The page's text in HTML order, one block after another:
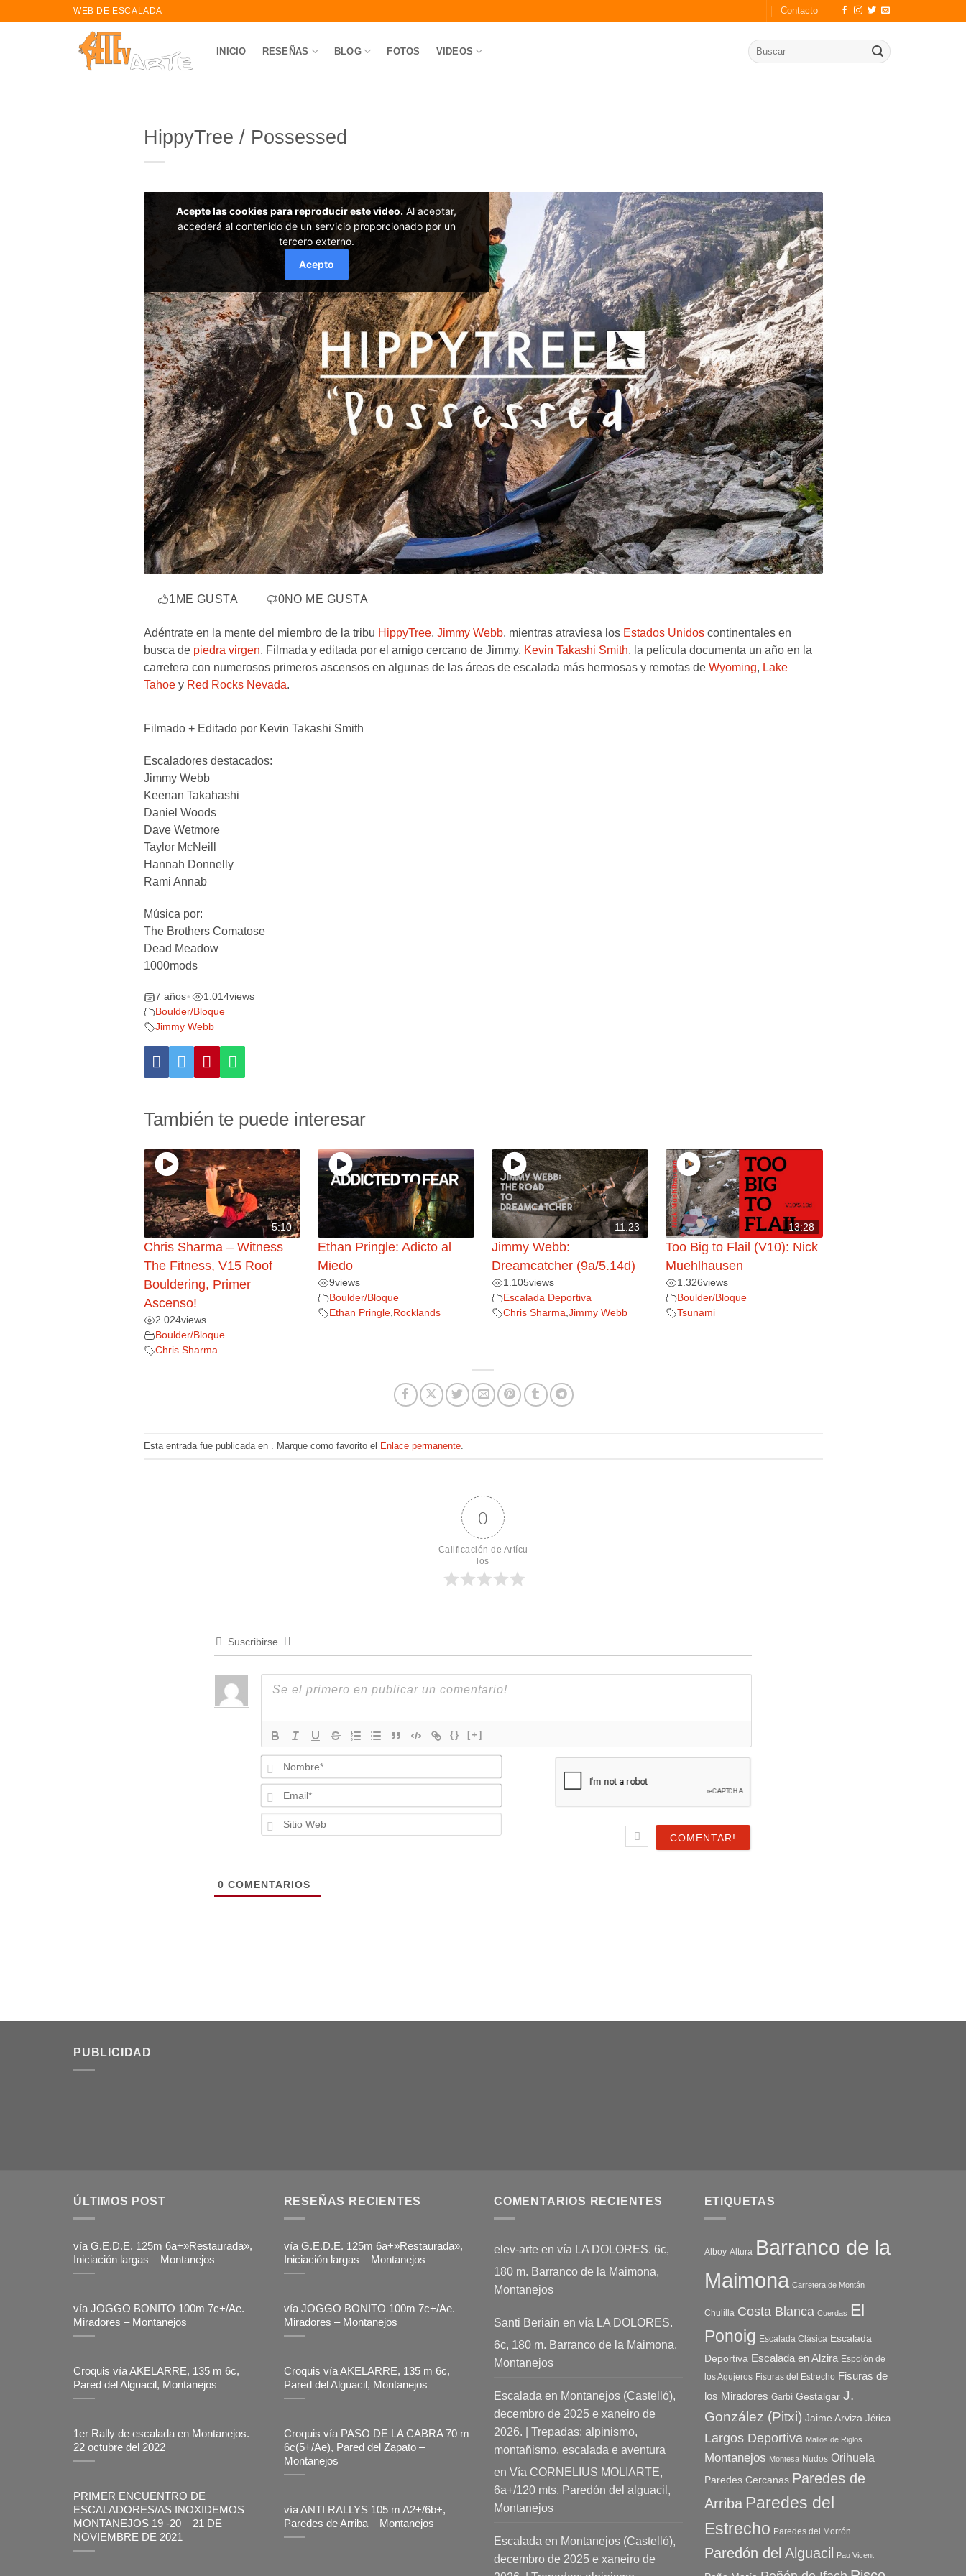
WEB DE ESCALADA Contacto
INICIO RESEÑAS BLOG FOTOS VIDEOS
HippyTree / Possessed
1 ME GUSTA 0NO ME GUSTA
Adéntrate en la mente del miembro de la tribu HippyTree, Jimmy Webb, mientras atraviesa los Estados Unidoscontinentales en
busca de piedra virgen. Filmada y editada por el amigo cercano de Jimmy, Kevin Takashi Smith, la película documenta un año en la
carretera con numerosos primeros ascensos en algunas de las áreas de escalada más hermosas y remotas de Wyoming, Lake
Tahoey Red Rocks Nevada.
Filmado + Editado por Kevin Takashi Smith
Escaladores destacados:
Jimmy Webb
Keenan Takahashi
Daniel Woods
Dave Wetmore
Taylor McNeill
Hannah Donnelly
Rami Annab
Música por:
The Brothers Comatose
Dead Meadow
1000mods
7 años• 1.014views
Boulder/Bloque
Jimmy Webb
También te puede interesar
5:10
Chris Sharma – Witness
The Fitness, V15 Roof
Bouldering, Primer
Ascenso!
2.024views
Boulder/Bloque
Chris Sharma
Ethan Pringle: Adicto al
Miedo
9views
Boulder/Bloque
Ethan Pringle, Rocklands
11.23
Jimmy Webb:
Dreamcatcher (9a/5.14d)
1.105views
Escalada Deportiva
Chris Sharma Jimmy Webb
13:28
Too Big to Flail (V10): Nick
Muehlhausen
1.326views
Boulder/Bloque
Tsunami
Esta entrada fue publicada en . Marque como favorito el Enlace permanente.
0
Calificación de Artícu
los
Suscribirse
{} [+]
Nombre*
Email*
0 COMENTARIOS
PUBLICIDAD
ÚLTIMOS POST
vía G.E.D.E. 125m 6a+»Restaurada»,
Iniciación largas – Montanejos
vía JOGGO BONITO 100m 7c+/Ae.
Miradores – Montanejos
Croquis vía AKELARRE, 135 m 6c,
Pared del Alguacil, Montanejos
1er Rally de escalada en Montanejos.
22 octubre del 2022
PRIMER ENCUENTRO DE
ESCALADORES/AS INOXIDEMOS
MONTANEJOS 19 -20 – 21 DE
NOVIEMBRE DE 2021
RESEÑAS RECIENTES
vía G.E.D.E. 125m 6a+»Restaurada»,
Iniciación largas – Montanejos
vía JOGGO BONITO 100m 7c+/Ae.
Miradores – Montanejos
Croquis vía AKELARRE, 135 m 6c,
Pared del Alguacil, Montanejos
Croquis vía PASO DE LA CABRA 70 m
6c(5+/Ae), Pared del Zapato –
Montanejos
vía ANTI RALLYS 105 m A2+/6b+,
Paredes de Arriba – Montanejos
COMENTARIOS RECIENTES
elev-arte en vía LA DOLORES. 6c,
180 m. Barranco de la Maimona,
Montanejos
Santi Beriain en vía LA DOLORES.
6c, 180 m. Barranco de la Maimona,
Montanejos
Escalada en Montanejos (Castelló),
decembro de 2025 e xaneiro de
2026. | Trepadas: alpinismo,
montañismo, escalada e aventura
en Vía CORNELIUS MOLIARTE,
6a+/120 mts. Paredón del alguacil,
Montanejos
Escalada en Montanejos (Castelló),
decembro de 2025 e xaneiro de
ETIQUETAS
Alboy Altura Barranco de la
Maimona Carretera de Montán
Chulilla Costa Blanca Cuerdas El
Ponoig Escalada Clásica Escalada
Deportiva Escalada en Alzira Espolón de
los Agujeros Fisuras del Estrecho Fisuras de
los Miradores Garbí Gestalgar J.
González (Pitxi) Jaime Arviza Jérica
Largos Deportiva Mallos de Riglos
Montanejos Montesa Nudos Orihuela
Paredes Cercanas Paredes de
Arriba Paredes del
Estrecho Paredes del Morrón
Paredón del Alguacil Pau Vicent